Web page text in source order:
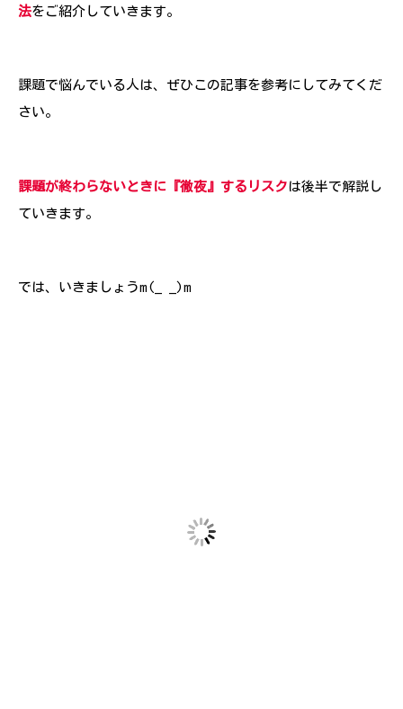
法をご紹介していきます。
課題で悩んでいる人は、ぜひこの記事を参考にしてみてくだ
さい。
課題が終わらないときに『徹夜』するリスクは後半で解説し
ていきます。
では、いきましょうm(_ _)m